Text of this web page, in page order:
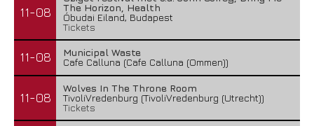
11-08
The Horizon, Health
Óbudai Eiland, Budapest
Tickets
11-08
Municipal Waste
Cafe Calluna (Cafe Calluna (Ommen))
11-08
Wolves In The Throne Room
TivoliVredenburg (TivoliVredenburg (Utrecht))
Tickets